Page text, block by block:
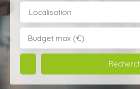
Localisation
Budget max (€)